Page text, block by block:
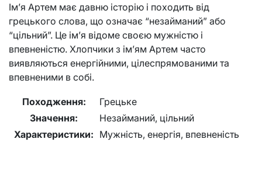
Ім’я Артем має давню історію і походить від
грецького слова, що означає “незайманий” або
“цільний”. Це ім’я відоме своєю мужністю і
впевненістю. Хлопчики з ім’ям Артем часто
виявляються енергійними, цілеспрямованими та
впевненими в собі.
Походження:
Грецьке
Значення:
Незайманий, цільний
Характеристики: Мужність, енергія, впевненість